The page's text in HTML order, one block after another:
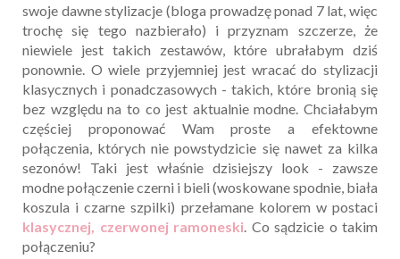
swoje dawne stylizacje (bloga prowadzę ponad 7 lat, więc
trochę się tego nazbierało) i przyznam szczerze, że
niewiele jest takich zestawów, które ubrałabym dziś
ponownie. O wiele przyjemniej jest wracać do stylizacji
klasycznych i ponadczasowych - takich, które bronią się
bez względu na to co jest aktualnie modne. Chciałabym
częściej proponować Wam proste a efektowne
połączenia, których nie powstydzicie się nawet za kilka
sezonów! Taki jest właśnie dzisiejszy look - zawsze
modne połączenie czerni i bieli (woskowane spodnie, biała
koszula i czarne szpilki) przełamane kolorem w postaci
klasycznej, czerwonej ramoneski. Co sądzicie o takim
połączeniu?